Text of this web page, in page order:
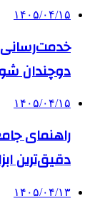
۱۴۰۵/۰۴/۱۵
دوچندان
۱۴۰۵/۰۴/۱۵
راهنمای
دقیق‌ترین
۱۴۰۵/۰۴/۱۳